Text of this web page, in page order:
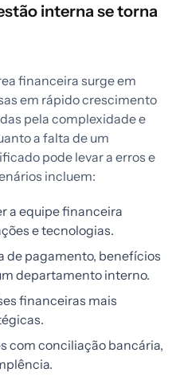
interna se torna
financeira surge em
em rápido crescimento
pela complexidade e
a falta de um
pode levar a erros e
incluem:
a equipe financeira
e tecnologias.
de pagamento, benefícios
departamento interno.
financeiras mais
com conciliação bancária,